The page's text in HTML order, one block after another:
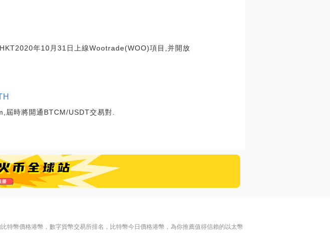
年10月31日上線Wootrade(WOO)項目,并開放
時將開通BTCM/USDT交易對.
特幣價格港幣，數字貨幣交易所排名，比特幣今日價格港幣，為你推薦值得信賴的以太幣